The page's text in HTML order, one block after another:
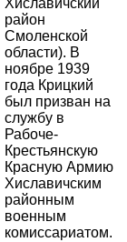
Хиславичский
район
Смоленской
области). В
ноябре 1939
года Крицкий
был призван на
службу в
Рабоче-
Крестьянскую
Красную Армию
Хиславичским
районным
военным
комиссариатом.